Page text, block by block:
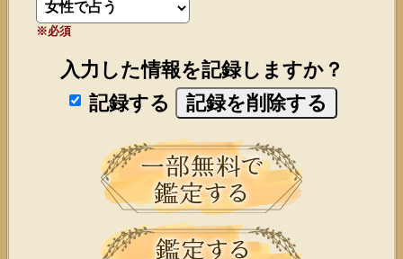
※必須
入力した情報を記録しますか？
記録する